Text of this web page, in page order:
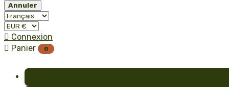
Annuler
 Connexion
 Panier 0